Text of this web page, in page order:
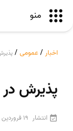
منو
اخبار /عمومی /
پذیرش در
انتشار 19 فروردین 1405